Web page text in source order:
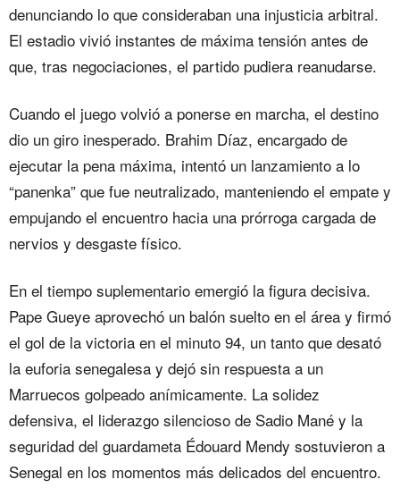
denunciando lo que consideraban una injusticia arbitral.
El estadio vivió instantes de máxima tensión antes de
que, tras negociaciones, el partido pudiera reanudarse.
Cuando el juego volvió a ponerse en marcha, el destino
dio un giro inesperado. Brahim Díaz, encargado de
ejecutar la pena máxima, intentó un lanzamiento a lo
“panenka” que fue neutralizado, manteniendo el empate y
empujando el encuentro hacia una prórroga cargada de
nervios y desgaste físico.
En el tiempo suplementario emergió la figura decisiva.
Pape Gueye aprovechó un balón suelto en el área y firmó
el gol de la victoria en el minuto 94, un tanto que desató
la euforia senegalesa y dejó sin respuesta a un
Marruecos golpeado anímicamente. La solidez
defensiva, el liderazgo silencioso de Sadio Mané y la
seguridad del guardameta Édouard Mendy sostuvieron a
Senegal en los momentos más delicados del encuentro.